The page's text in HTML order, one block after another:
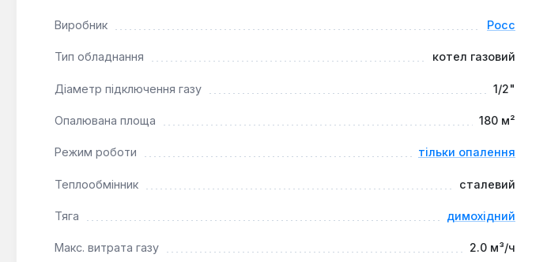
будинків, котеджів або інших побутових приміщень, де потрібна надійна та
Виробник Росс
Тип обладнання котел газовий
Діаметр підключення газу 1/2"
Опалювана площа 180 м²
Режим роботи тільки опалення
Теплообмінник сталевий
Тяга димохідний
Макс. витрата газу 2.0 м³/ч